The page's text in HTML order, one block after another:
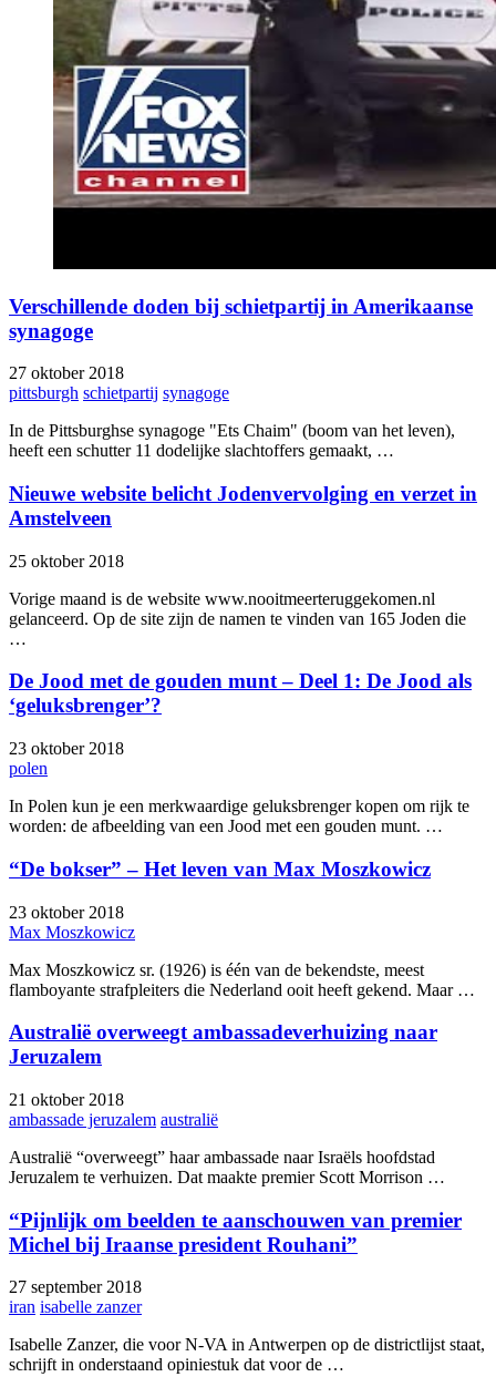
Verschillende doden bij schietpartij in Amerikaanse
synagoge
27 oktober 2018
pittsburgh schietpartij synagoge
In de Pittsburghse synagoge "Ets Chaim" (boom van het leven),
heeft een schutter 11 dodelijke slachtoffers gemaakt, …
Nieuwe website belicht Jodenvervolging en verzet in
Amstelveen
25 oktober 2018
Vorige maand is de website www.nooitmeerteruggekomen.nl
gelanceerd. Op de site zijn de namen te vinden van 165 Joden die
…
De Jood met de gouden munt – Deel 1: De Jood als
‘geluksbrenger’?
23 oktober 2018
polen
In Polen kun je een merkwaardige geluksbrenger kopen om rijk te
worden: de afbeelding van een Jood met een gouden munt. …
“De bokser” – Het leven van Max Moszkowicz
23 oktober 2018
Max Moszkowicz
Max Moszkowicz sr. (1926) is één van de bekendste, meest
flamboyante strafpleiters die Nederland ooit heeft gekend. Maar …
Australië overweegt ambassadeverhuizing naar
Jeruzalem
21 oktober 2018
ambassade jeruzalem australië
Australië “overweegt” haar ambassade naar Israëls hoofdstad
Jeruzalem te verhuizen. Dat maakte premier Scott Morrison …
“Pijnlijk om beelden te aanschouwen van premier
Michel bij Iraanse president Rouhani”
27 september 2018
iran isabelle zanzer
Isabelle Zanzer, die voor N-VA in Antwerpen op de districtlijst staat,
schrijft in onderstaand opiniestuk dat voor de …